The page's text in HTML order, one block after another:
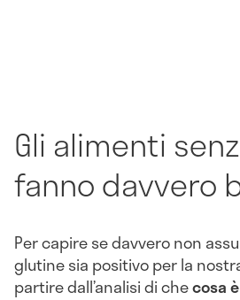
Gli alimenti
fanno davvero
Per capire se davvero non
glutine sia positivo per la
partire dall’analisi di checosa